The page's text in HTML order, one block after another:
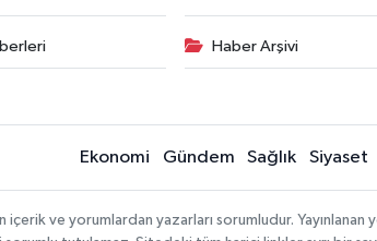
Haber Arşivi
Ekonomi Gündem Sağlık Siyaset
içerik ve yorumlardan yazarları sorumludur.